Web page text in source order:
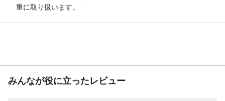
重に取り扱います。
みんなが役に立ったレビュー